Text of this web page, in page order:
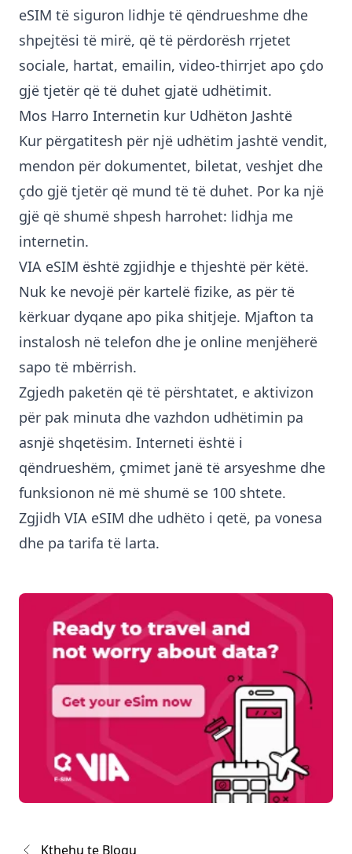
eSIM të siguron lidhje të qëndrueshme dhe
shpejtësi të mirë, që të përdorësh rrjetet
sociale, hartat, emailin, video-thirrjet apo çdo
gjë tjetër që të duhet gjatë udhëtimit.
Mos Harro Internetin kur Udhëton Jashtë
Kur përgatitesh për një udhëtim jashtë vendit,
mendon për dokumentet, biletat, veshjet dhe
çdo gjë tjetër që mund të të duhet. Por ka një
gjë që shumë shpesh harrohet: lidhja me
internetin.
VIA eSIM është zgjidhje e thjeshtë për këtë.
Nuk ke nevojë për kartelë fizike, as për të
kërkuar dyqane apo pika shitjeje. Mjafton ta
instalosh në telefon dhe je online menjëherë
sapo të mbërrish.
Zgjedh paketën që të përshtatet, e aktivizon
për pak minuta dhe vazhdon udhëtimin pa
asnjë shqetësim. Interneti është i
qëndrueshëm, çmimet janë të arsyeshme dhe
funksionon në më shumë se 100 shtete.
Zgjidh VIA eSIM dhe udhëto i qetë, pa vonesa
dhe pa tarifa të larta.
Kthehu te Blogu